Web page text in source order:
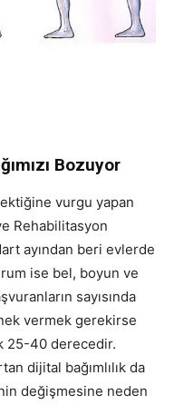
Bozuyor
vurgu yapan
Rehabilitasyon
ayından beri evlerde
ise bel, boyun ve
sayısında
vermek gerekirse
25-40 derecedir.
dijital bağımlılık da
değişmesine neden